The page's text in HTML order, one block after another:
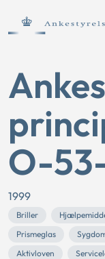
O-
1999
Briller
Prismeglas
Aktivloven